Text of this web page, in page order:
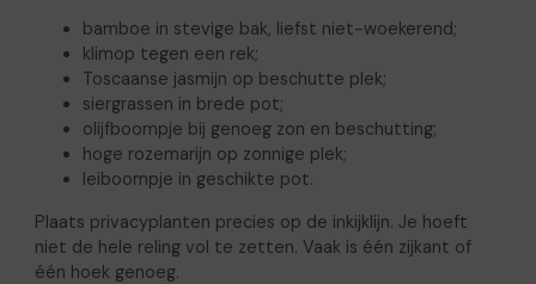
bamboe in stevige bak, liefst niet-woekerend;
klimop tegen een rek;
Toscaanse jasmijn op beschutte plek;
siergrassen in brede pot;
olijfboompje bij genoeg zon en beschutting;
hoge rozemarijn op zonnige plek;
leiboompje in geschikte pot.
Plaats privacyplanten precies op de inkijklijn. Je hoeft
niet de hele reling vol te zetten. Vaak is één zijkant of
één hoek genoeg.